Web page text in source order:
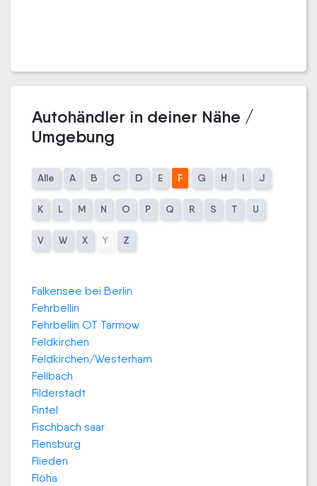
Autohändler in deiner Nähe /
Umgebung
Alle A B C D E F G H I J
K L M N O P Q R S T U
V W X Y Z
Falkensee bei Berlin
Fehrbellin
Fehrbellin OT Tarmow
Feldkirchen
Feldkirchen/Westerham
Fellbach
Filderstadt
Fintel
Fischbach saar
Flensburg
Flieden
Flöha